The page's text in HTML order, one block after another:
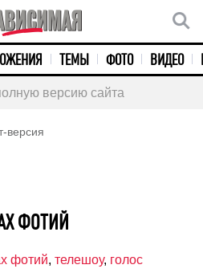
ТЕМЫ ФОТО ВИДЕО
версию сайта
версия
ФОТИЙ
фотий, телешоу, голос